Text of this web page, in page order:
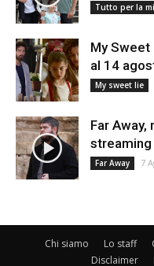
Tutto per la
My Sweet
al 14
My sweet lie
Far
Far Away 7
Chi siamo Lo staff
Disclaimer